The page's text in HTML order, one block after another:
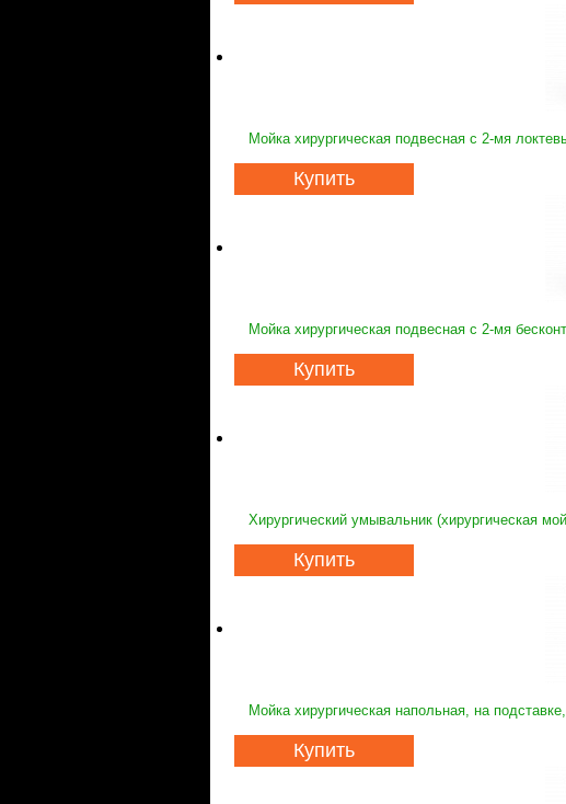
Мойка хирургическая подвесная с 2-мя
Купить
Мойка хирургическая подвесная с 2-мя
Купить
Хирургический умывальник (хирургическая
Купить
Мойка хирургическая напольная, на
Купить